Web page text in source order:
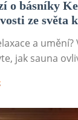
o básníky
ze světa
a umění?
jak sauna